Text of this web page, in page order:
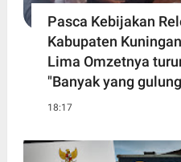
Pasca Kebijakan
Kabupaten
Lima Omzetnya
"Banyak yang
18:17